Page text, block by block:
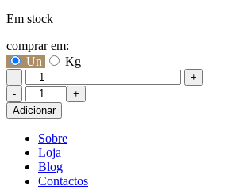
Em stock
comprar em:
Un
Kg
- +
Quantidade
de
Damasco
Adicionar
Sobre
Loja
Blog
Contactos